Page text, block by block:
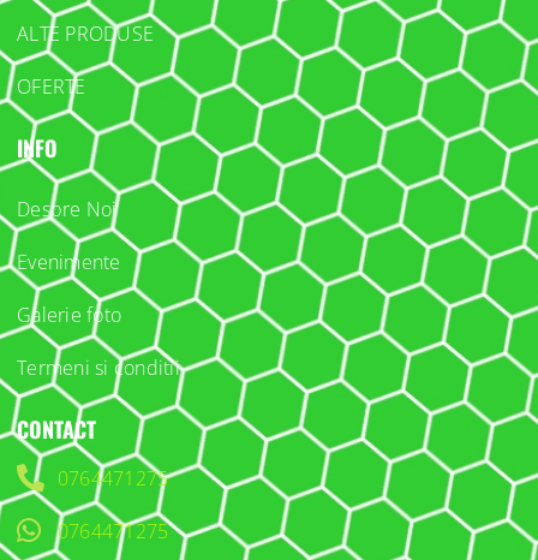
ALTE PRODUSE
OFERTE
INFO
Despre Noi
Evenimente
Galerie foto
Termeni si conditii
CONTACT
0764471275
0764471275